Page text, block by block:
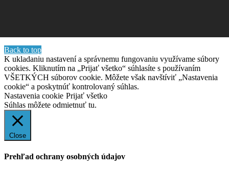
Back to top
K ukladaniu nastavení a správnemu fungovaniu využívame súbory
cookies. Kliknutím na „Prijať všetko“ súhlasíte s používaním
VŠETKÝCH súborov cookie. Môžete však navštíviť „Nastavenia
cookie“ a poskytnúť kontrolovaný súhlas.
Nastavenia cookie Prijať všetko
Súhlas môžete odmietnuť tu.
Close
Prehľad ochrany osobných údajov